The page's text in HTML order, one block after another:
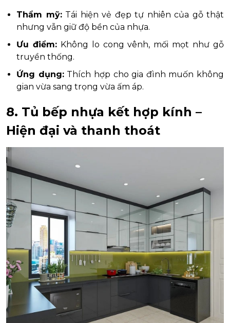
Thẩm mỹ:Tái hiện vẻ đẹp tự nhiên của gỗ thật
nhưng vẫn giữ độ bền của nhựa.
Ưu điểm:Không lo cong vênh, mối mọt như gỗ
truyền thống.
Ứng dụng:Thích hợp cho gia đình muốn không
gian vừa sang trọng vừa ấm áp.
8. Tủ bếp nhựa kết hợp kính –
Hiện đại và thanh thoát